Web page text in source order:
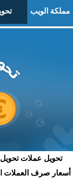
مملكة الويب
تحويل عملات تحويل
أسعار صرف العملات